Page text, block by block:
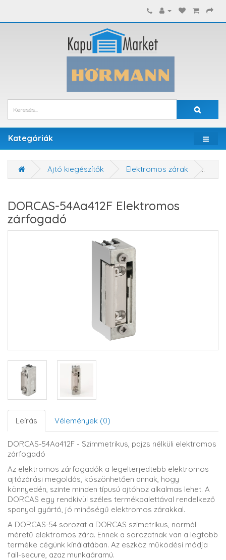
Kategóriák
Ajtó kiegészítők Elektromos zárak
DORCAS-54Aa412F Elektromos
zárfogadó
Leírás Vélemények (0)
DORCAS-54Aa412F - Szimmetrikus, pajzs nélküli elektromos
zárfogadó
Az elektromos zárfogadók a legelterjedtebb elektromos
ajtózárási megoldás, köszönhetően annak, hogy
könnyedén, szinte minden típusú ajtóhoz alkalmas lehet. A
DORCAS egy rendkívül széles termékpalettával rendelkező
spanyol gyártó, jó minőségű elektromos zárakkal.
A DORCAS-54 sorozat a DORCAS szimetrikus, normál
méretű elektromos zára. Ennek a sorozatnak van a legtöbb
terméke cégünk kínálatában. Az eszköz működési módja
fail-secure, azaz munkaáramú.